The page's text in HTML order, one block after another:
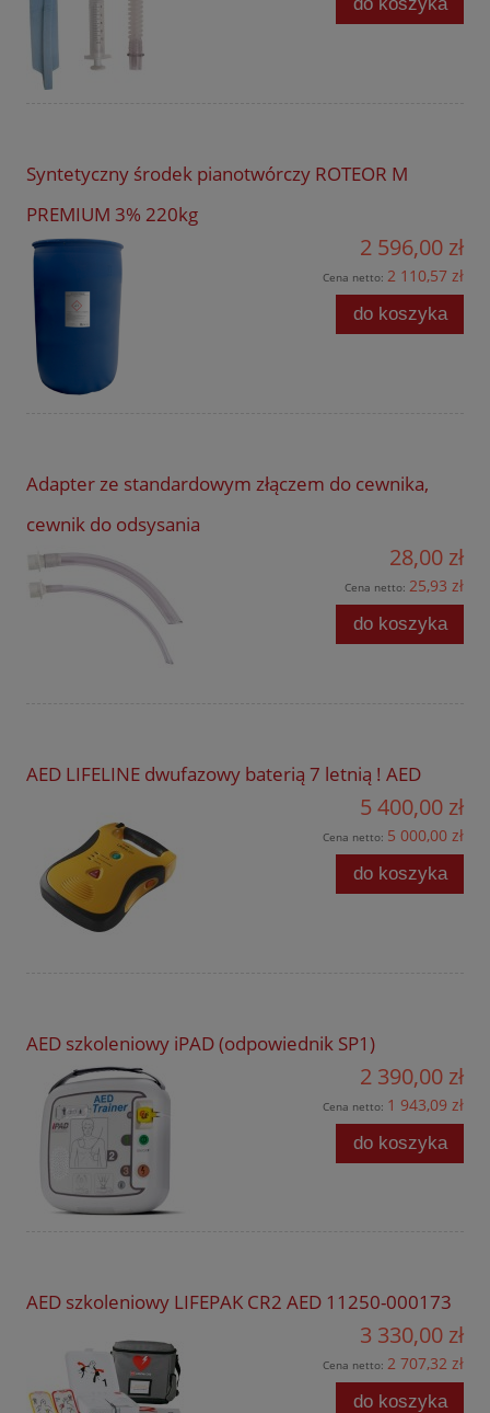
Syntetyczny środek pianotwórczy ROTEOR M
PREMIUM 3% 220kg
2 596,00 zł
Cena netto: 2 110,57 zł
do koszyka
Adapter ze standardowym złączem do cewnika,
cewnik do odsysania
28,00 zł
Cena netto: 25,93 zł
do koszyka
AED LIFELINE dwufazowy baterią 7 letnią ! AED
5 400,00 zł
Cena netto: 5 000,00 zł
do koszyka
AED szkoleniowy iPAD (odpowiednik SP1)
2 390,00 zł
Cena netto: 1 943,09 zł
do koszyka
AED szkoleniowy LIFEPAK CR2 AED 11250-000173
3 330,00 zł
Cena netto: 2 707,32 zł
do koszyka